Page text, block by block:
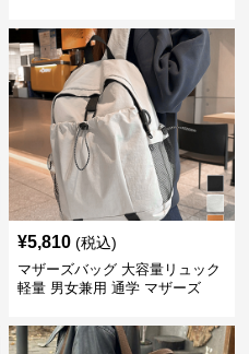
¥5,810 (税込)
マザーズバッグ 大容量リュック
軽量 男女兼用 通学 マザーズ